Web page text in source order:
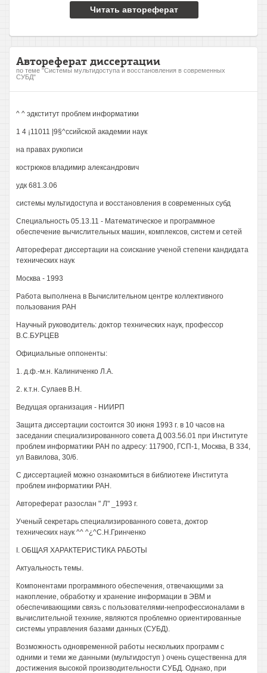
Читать автореферат
Автореферат диссертации
по теме "Системы мультидоступа и восстановления в современных
СУБД"
^ ^ эдкститут проблем информатики
1 4 ¡11011 |9§^ссийской академии наук
на правах рукописи
кострюков владимир александрович
удк 681.3.06
системы мультидоступа и восстановления в современных субд
Специальность 05.13.11 - Математическое и программное
обеспечение вычислительных машин, комплексов, систем и сетей
Автореферат диссертации на соискание ученой степени кандидата
технических наук
Москва - 1993
Работа выполнена в Вычислительном центре коллективного
пользования РАН
Научный руководитель: доктор технических наук, профессор
В.С.БУРЦЕВ
Официальные оппоненты:
1. д.ф.-м.н. Калиниченко Л.А.
2. к.т.н. Сулаев В.Н.
Ведущая организация - НИИРП
Защита диссертации состоится 30 июня 1993 г. в 10 часов на
заседании специализированного совета Д 003.56.01 при Институте
проблем информатики РАН по адресу: 117900, ГСП-1, Москва, В 334,
ул Вавилова, 30/6.
С диссертацией можно ознакомиться в библиотеке Института
проблем информатики РАН.
Автореферат разослан " Л" _1993 г.
Ученый секретарь специализированного совета, доктор
технических наук ^^ ^¿^С.Н.Гринченко
I. ОБЩАЯ ХАРАКТЕРИСТИКА РАБОТЫ
Актуальность темы.
Компонентами программного обеспечения, отвечающими за
накопление, обработку и хранение информации в ЭВМ и
обеспечивающими связь с пользователями-непрофессионалами в
вычислительной технике, являются проблемно ориентированные
системы управления базами данных (СУБД).
Возможность одновременной работы нескольких программ с
одними и теми же данными (мультидоступ ) очень существенна для
достижения высокой производительности СУБД. Однако, при